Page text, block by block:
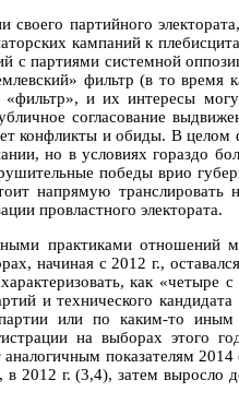
партийного
кампаний к
с партиями системной
фильтр (в то время
и их интересы
согласование
конфликты и обиды. В целом
но в условиях гораздо
победы врио
напрямую транслировать
провластного электората.
практиками отношений
начиная с 2012 г.,
как «четыре
и технического
или по каким-то
на выборах этого
аналогичным показателям
2012 г. (3,4), затем выросло